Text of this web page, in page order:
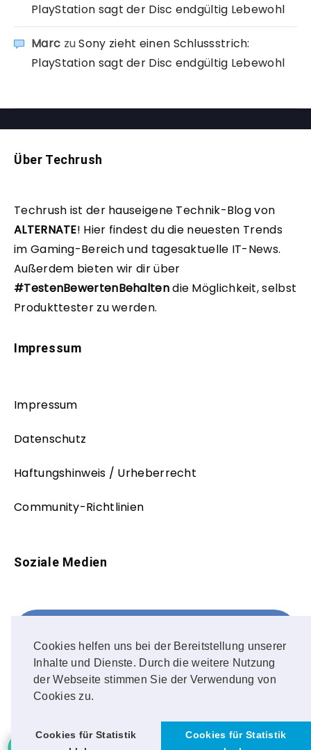
Cookies helfen uns bei der Bereitstellung unserer
Inhalte und Dienste. Durch die weitere Nutzung
der Webseite stimmen Sie der Verwendung von
Cookies zu.
Cookies für Statistik
Cookies für Statistik
PlayStation sagt der Disc endgültig Lebewohl
Marc zuSony zieht einen Schlussstrich:
PlayStation sagt der Disc endgültig Lebewohl
Über Techrush
Techrush ist der hauseigene Technik-Blog von
ALTERNATE! Hier findest du die neuesten Trends
im Gaming-Bereich und tagesaktuelle IT-News.
Außerdem bieten wir dir über
#TestenBewertenBehaltendie Möglichkeit, selbst
Produkttester zu werden.
Impressum
Impressum
Datenschutz
Haftungshinweis / Urheberrecht
Community-Richtlinien
Soziale Medien
FOLLOW ME!
Instagram
OUR PHOTOS!